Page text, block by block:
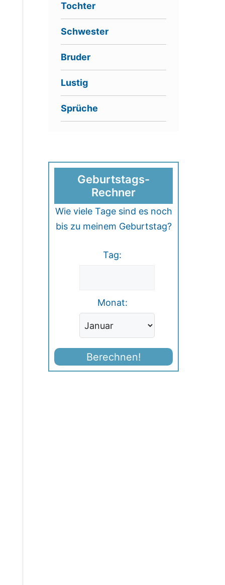
Tochter
Schwester
Bruder
Lustig
Sprüche
Geburtstags-
Rechner
Wie viele Tage sind es noch
bis zu meinem Geburtstag?
Tag:
Monat:
Berechnen!